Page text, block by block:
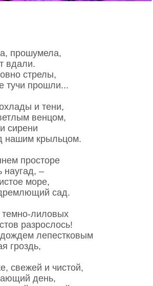
прошумела,
вдали.
стрелы,
тучи прошли...
и тени,
венцом,
сирени
нашим крыльцом.
просторе
наугад, –
море,
сад.
лиловых
разрослось!
лепестковым
гроздь,
свежей и чистой,
день,